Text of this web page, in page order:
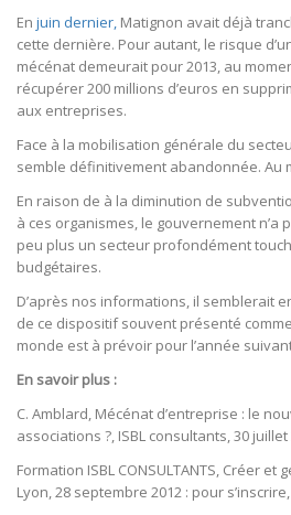
En juin dernier, Matignon avait déjà
cette dernière. Pour autant, le risque
mécénat demeurait pour 2013, au
récupérer 200 millions d’euros en
aux entreprises.
Face à la mobilisation générale du
semble définitivement abandonnée. Au
En raison de à la diminution de
à ces organismes, le gouvernement n’a
peu plus un secteur profondément
budgétaires.
D’après nos informations, il semblerait
de ce dispositif souvent présenté
monde est à prévoir pour l’année
En savoir plus :
C. Amblard, Mécénat d’entreprise : le
associations ?, ISBL consultants, 30 juillet
Formation ISBL CONSULTANTS, Créer
Lyon, 28 septembre 2012 : pour s’inscrire,